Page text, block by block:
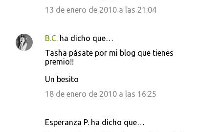
13 de enero de 2010 a las 21:04
B.C. ha dicho que…
Tasha pásate por mi blog que tienes
premio!!
Un besito
18 de enero de 2010 a las 16:25
Esperanza P. ha dicho que…